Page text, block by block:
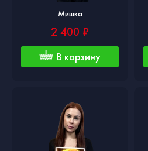
Мишка
2 400 ₽
В корзину